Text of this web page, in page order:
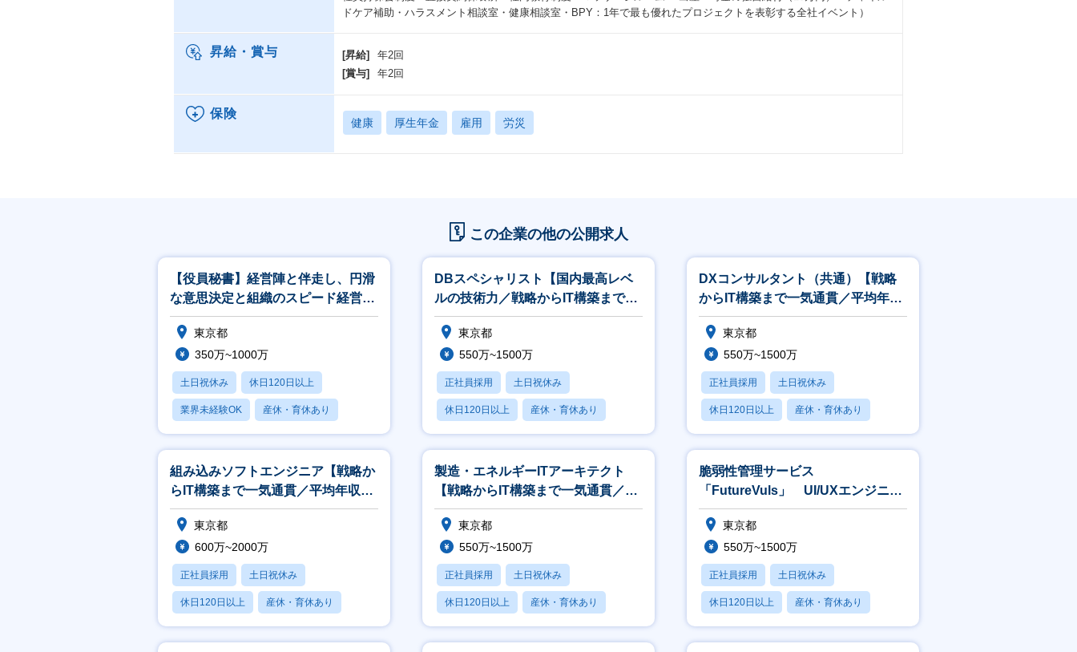
ドケア補助・ハラスメント相談室・健康相談室・BPY：1年で最も優れたプロジェクトを表彰する全社イベント）
昇給・賞与 [昇給]
年2回
[賞与]
年2回
保険
健康 厚生年金 雇用 労災
この企業の他の公開求人
【役員秘書】経営陣と伴走し、円滑
な意思決定と組織のスピード経営を
支えるプロフェッショナル
東京都
350万~1000万
土日祝休み 休日120日以上
業界未経験OK 産休・育休あり
賞与あり
DBスペシャリスト【国内最高レベ
ルの技術力／戦略からIT構築まで一
気通貫／平均年収822万円】
東京都
550万~1500万
正社員採用 土日祝休み
休日120日以上 産休・育休あり
賞与あり
DXコンサルタント（共通）【戦略
からIT構築まで一気通貫／平均年収
822万円】
東京都
550万~1500万
正社員採用 土日祝休み
休日120日以上 産休・育休あり
賞与あり
組み込みソフトエンジニア【戦略か
らIT構築まで一気通貫／平均年収
822万円】
東京都
600万~2000万
正社員採用 土日祝休み
休日120日以上 産休・育休あり
賞与あり
製造・エネルギーITアーキテクト
【戦略からIT構築まで一気通貫／平
均年収822万円】
東京都
550万~1500万
正社員採用 土日祝休み
休日120日以上 産休・育休あり
賞与あり
脆弱性管理サービス
「FutureVuls」 UI/UXエンジニア
兼 クリエイティブディレクター
東京都
550万~1500万
正社員採用 土日祝休み
休日120日以上 産休・育休あり
賞与あり